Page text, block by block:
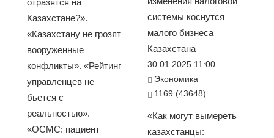
отразятся на
Казахстане?».
«Казахстану не грозят
вооруженные
конфликты». «Рейтинг
управленцев не
бьется с
реальностью».
«ОСМС: пациент
системы коснутся
малого бизнеса
Казахстана
30.01.2025 11:00
Экономика
1169 (43648)
«Как могут вымереть
казахстанцы: